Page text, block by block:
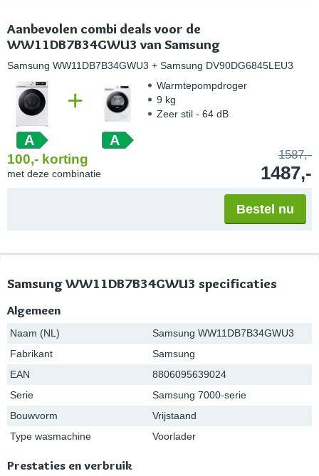
Aanbevolen combi deals voor de
WW11DB7B34GWU3 van Samsung
Samsung WW11DB7B34GWU3 + Samsung DV90DG6845LEU3
A
+
A
Warmtepompdroger
9 kg
Zeer stil - 64 dB
100,- korting
met deze combinatie
1587,-
1487,-
Bestel nu
Samsung WW11DB7B34GWU3 specificaties
Algemeen
Naam (NL)
Samsung WW11DB7B34GWU3
Fabrikant
Samsung
EAN
8806095639024
Serie
Samsung 7000-serie
Bouwvorm
Vrijstaand
Type wasmachine
Voorlader
Prestaties en verbruik